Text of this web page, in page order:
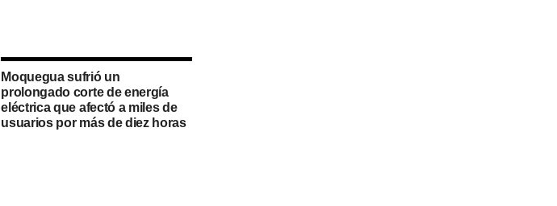
Moquegua sufrió un
prolongado corte de energía
eléctrica que afectó a miles de
usuarios por más de diez horas